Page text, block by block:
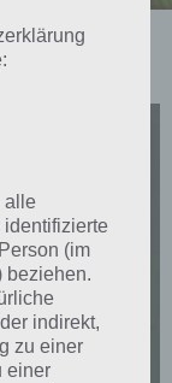
TABLET
alle
identifizierte
(im
beziehen.
indirekt,
zu einer
einer